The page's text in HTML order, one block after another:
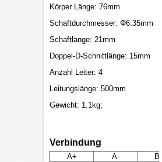
Körper Länge: 76mm
Schaftdurchmesser: Φ6.35mm
Schaftlänge: 21mm
Doppel-D-Schnittlänge: 15mm
Anzahl Leiter: 4
Leitungslänge: 500mm
Gewicht: 1.1kg;
Verbindung
A+ A-